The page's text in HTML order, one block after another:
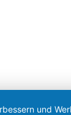
und